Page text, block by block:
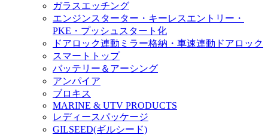
ガラスエッチング
エンジンスターター・キーレスエントリー・
PKE・プッシュスタート化
ドアロック連動ミラー格納・車速連動ドアロック
スマートトップ
バッテリー＆アーシング
アンパイア
ブロキス
MARINE & UTV PRODUCTS
レディースパッケージ
GILSEED(ギルシード)